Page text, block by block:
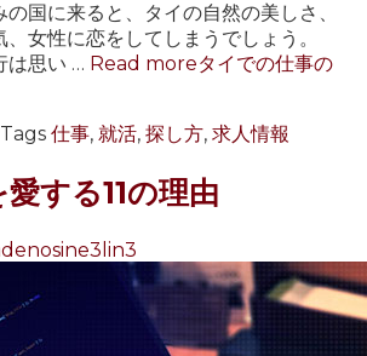
国に来ると、タイの自然の美しさ、
女性に恋をしてしまうでしょう。
は思い … Read moreタイでの仕事の
Tags 仕事, 就活, 探し方, 求人情報
する11の理由